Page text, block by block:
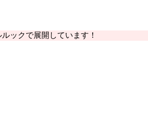
ックで展開しています！